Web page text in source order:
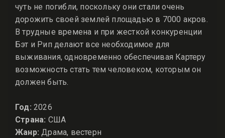
чуть не погибли, поскольку они стали очень
дорожить своей землей площадью в 7000 акров.
В трудные времена и при жесткой конкуренции
Бэт и Рип делают все необходимое для
выживания, одновременно обеспечивая Картеру
возможность стать тем человеком, которым он
должен быть.
Год: 2026
Страна: США
Жанр: Драма, вестерн